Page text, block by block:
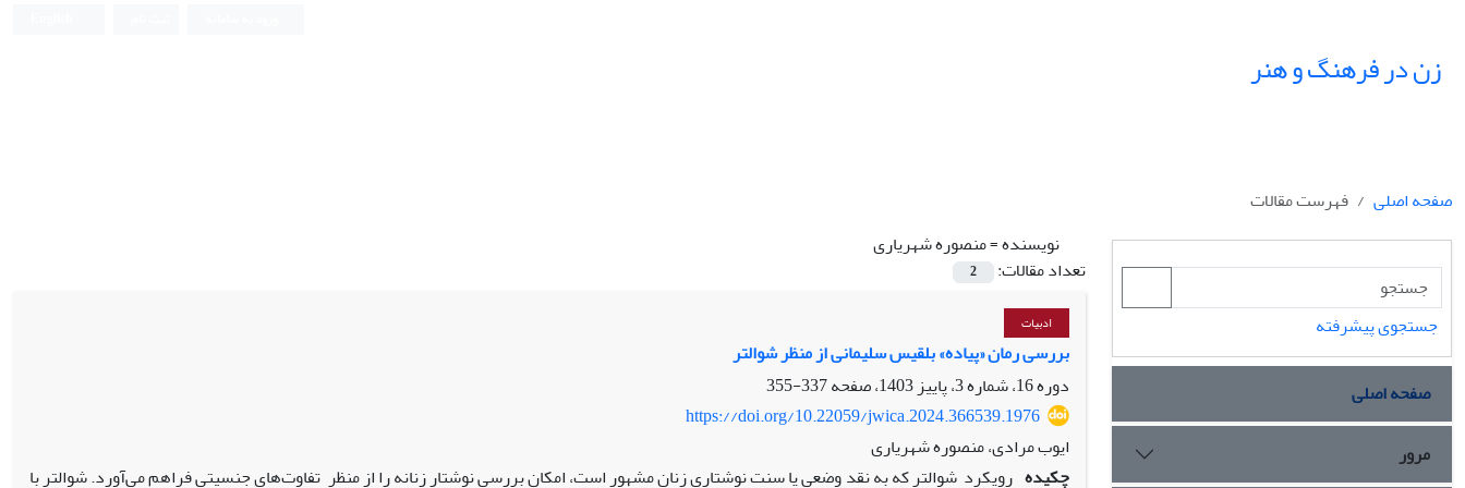
زن در فرهنگ و هنر
صفحه اصلی
فهرست مقالات
نویسنده =منصوره شهریاری
تعداد مقالات:
2
ادبیات
بررسی رمان «پیاده» بلقیس سلیمانی از منظر شوالتر
دوره 16، شماره 3، پاییز 1403، صفحه
337-355
https://doi.org/10.22059/jwica.2024.366539.1976
ایوب مرادی، منصوره شهریاری
چکیده رویکرد شوالتر که به نقد وضعی یا سنت نوشتاری زنان مشهور است، امکان بررسی نوشتار زنانه را از منظر تفاوت‌های جنسیتی فراهم می‌آورد. شوالتر با
جستجوی پیشرفته
صفحه اصلی
مرور